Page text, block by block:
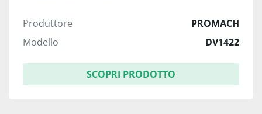
Produttore
PROMACH
Modello
DV1422
SCOPRI PRODOTTO